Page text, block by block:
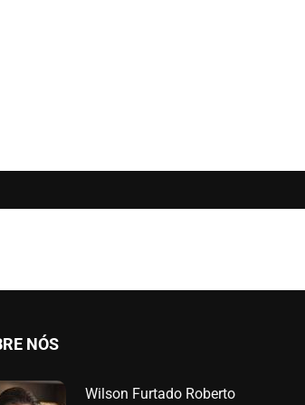
NÓS
Wilson Furtado Roberto